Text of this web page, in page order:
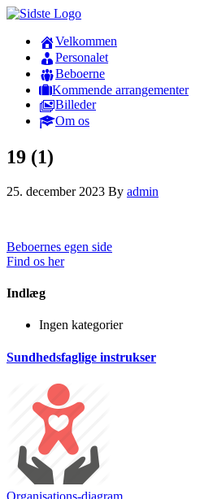
Velkommen
Personalet
Beboerne
Kommende arrangementer
Billeder
Om os
19 (1)
25. december 2023 By admin
Beboernes egen side
Find os her
Indlæg
Ingen kategorier
Sundhedsfaglige instrukser
Organisations-diagram